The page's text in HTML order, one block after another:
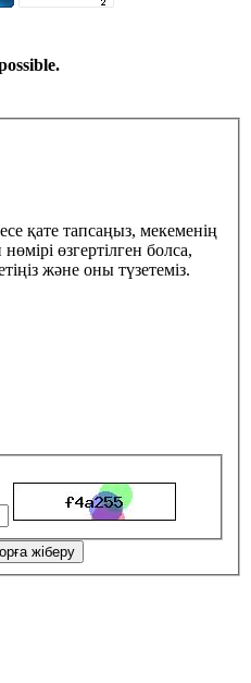
қате тапсаңыз, мекеменің
өзгертілген болса,
және оны түзетеміз.
жіберу